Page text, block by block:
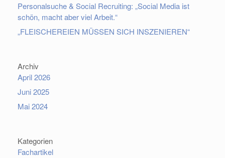
Personalsuche & Social Recruiting: „Social Media ist
schön, macht aber viel Arbeit.“
„FLEISCHEREIEN MÜSSEN SICH INSZENIEREN“
Archiv
April 2026
Juni 2025
Mai 2024
Kategorien
Fachartikel